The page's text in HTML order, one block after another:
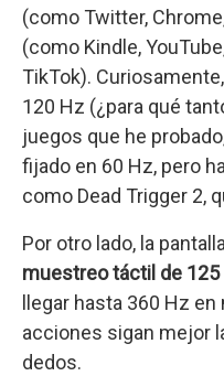
(como Twitter,
(como Kindle,
TikTok).
120 Hz (¿para qué
juegos que he
fijado en 60 Hz, pero
como Dead Trigger 2,
Por otro lado, la
muestreo táctil de 125
llegar hasta 360 Hz
acciones sigan mejor
dedos.